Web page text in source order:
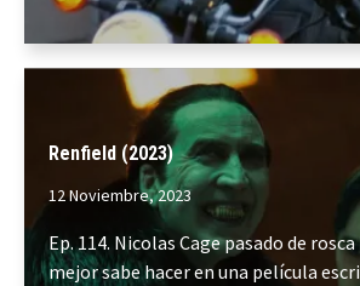
Renfield (2023)
12 Noviembre, 2023
Ep. 114. Nicolas Cage pasado de
mejor sabe hacer en una película